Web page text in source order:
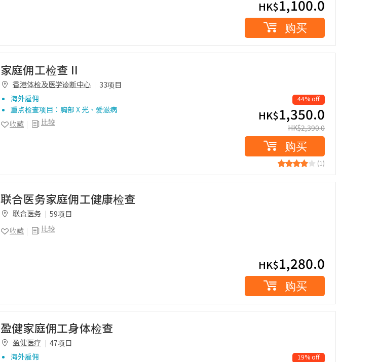
HK$1,100.0
购买
家庭佣工检查 II
香港体检及医学诊断中心
33项目
海外雇佣
重点检查项目：胸部 X 光、爱滋病
比较
收藏
44% off
HK$1,350.0
HK$2,390.0
购买
(1)
联合医务家庭佣工健康检查
联合医务
59项目
比较
收藏
HK$1,280.0
购买
盈健家庭佣工身体检查
盈健医疗
47项目
海外雇佣
19% off